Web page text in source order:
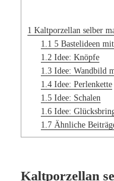
1 Kaltporzellan selber
1.1 5 Bastelideen
1.2 Idee: Knöpfe
1.3Idee: Wandbild
1.4Idee: Perlenkette
1.5Idee: Schalen
1.6Idee:
1.7Ähnliche
Kaltporzellan